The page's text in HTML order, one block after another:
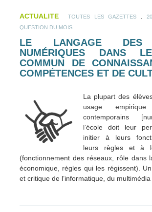
ACTUALITE TOUTES LES GAZETTES
QUESTION DU MOIS
LE LANGAGE DES
NUMÉRIQUES DANS
COMMUN DE
COMPÉTENCES ET DE
La plupart des
usage
contemporains
l’école doit leur
initier à leurs
leurs règles et à
(fonctionnement des réseaux, rôle dans
économique, règles qui les régissent).
et critique de l’informatique, du